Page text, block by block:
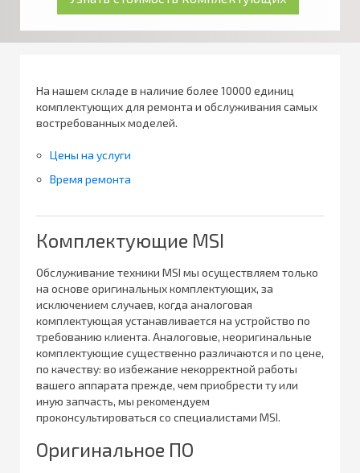
На нашем складе в наличие более 10000 единиц
комплектующих для ремонта и обслуживания самых
востребованных моделей.
Цены на услуги
Время ремонта
Комплектующие MSI
Обслуживание техники MSI мы осуществляем только
на основе оригинальных комплектующих, за
исключением случаев, когда аналоговая
комплектующая устанавливается на устройство по
требованию клиента. Аналоговые, неоригинальные
комплектующие существенно различаются и по цене,
по качеству: во избежание некорректной работы
вашего аппарата прежде, чем приобрести ту или
иную запчасть, мы рекомендуем
проконсультироваться со специалистами MSI.
Оригинальное ПО